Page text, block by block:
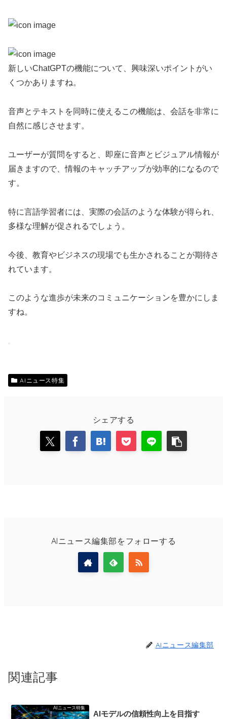
新しいChatGPTの機能について、興味深いポイントがい
くつかありますね。
音声とテキストを同時に使えるこの機能は、会話を非常に
自然に感じさせます。
ユーザーが質問をすると、即座に音声とビジュアル情報が
届きますので、情報のキャッチアップが効率的になるので
す。
特に言語学習者には、実際の会話のような体験が得られ、
多様な理解が促されるでしょう。
今後、教育やビジネスの現場でも生かされることが期待さ
れています。
このような進歩が未来のコミュニケーションを豊かにしま
すね。
AIニュース特集
シェアする
AIニュース編集部をフォローする
AIニュース編集部
関連記事
AIニュース特集
AIモデルの信頼性向上を目指す